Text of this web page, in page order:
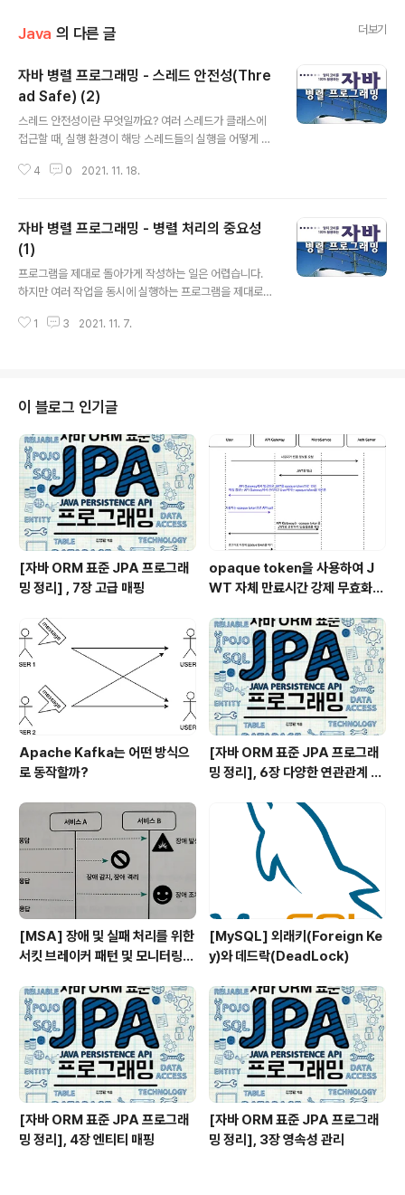
Java 의 다른 글 더보기
자바 병렬 프로그래밍 - 스레드 안전성(Thre
ad Safe) (2)
스레드 안전성이란 무엇일까요? 여러 스레드가 클래스에
접근할 때, 실행 환경이 해당 스레드들의 실행을 어떻게 스
기화나 다른 조율 없이도 정확하게 동작하면 해당 클래스
확하게 동작하면 해당 클레스는 스레드에 안전하다고 말할
수 있습니다. 특히, 멀티 스레드를 사용할때 스레드 안전성
을 잘 고려하여 설계해야합니다. 객체 지향 프로그램에서
멀티 스레드를 잘 활용하면 훨신 좋은 성능의 프로그램을
설계할 수 있지만, 멀티 스레드를 활용할떄는 주의할 점이
있습니다. 여러 스레드가 변경할 수 있는 하나의 상태 변수
4 0 2021. 11. 18.
자바 병렬 프로그래밍 - 병렬 처리의 중요성
(1)
프로그램을 제대로 돌아가게 작성하는 일은 어렵습니다.
하지만 여러 작업을 동시에 실행하는 프로그램을 제대로
동시에 실행하는 작업은 순차적으로 실행하는 프로그램보
를 더 단순한 순차적 코드로 바꿔 복잡한 시스템을 단순하
게 개발하 수 있게 해주기 떄문입니다. 게다가 스레드는 멀
티프로세서 시스템의 능력을 최대한 끌어낼 수 있는 가장
쉬운 방법입니다. 프로세서 개수가 늘어날수록 여러 작업
을 동시에 실행하는 일은 더욱 중요합니다. 스레드는 각기
별도의 프로그램 카운터, 스택 , 지역 변수를 ..
1 3 2021. 11. 7.
이 블로그 인기글
[자바 ORM 표준 JPA 프로그래
밍 정리] , 7장 고급 매핑
opaque token을 사용하여 J
WT 자체 만료시간 강제 무효화
Apache Kafka는 어떤 방식으
로 동작할까?
[자바 ORM 표준 JPA 프로그래
밍 정리], 6장 다양한 연관관계 매
[MSA] 장애 및 실패 처리를 위한
서킷 브레이커 패턴 및 모니터링과
[MySQL] 외래키(Foreign Ke
y)와 데드락(DeadLock)
[자바 ORM 표준 JPA 프로그래
밍 정리], 4장 엔티티 매핑
[자바 ORM 표준 JPA 프로그래
밍 정리], 3장 영속성 관리